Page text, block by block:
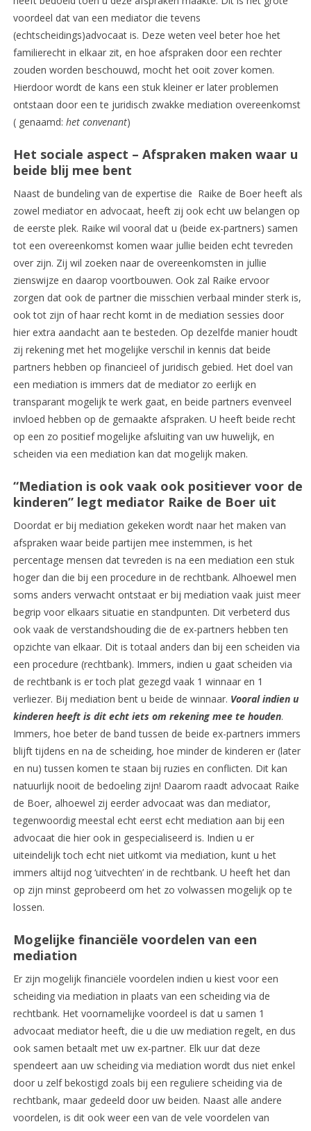
voordeel dat van een mediator die tevens
(echtscheidings)advocaat is. Deze weten veel beter hoe het
familierecht in elkaar zit, en hoe afspraken door een rechter
zouden worden beschouwd, mocht het ooit zover komen.
Hierdoor wordt de kans een stuk kleiner er later problemen
ontstaan door een te juridisch zwakke mediation overeenkomst
( genaamd: het convenant)
Het sociale aspect – Afspraken maken waar u
beide blij mee bent
Naast de bundeling van de expertise die Raike de Boer heeft als
zowel mediator en advocaat, heeft zij ook echt uw belangen op
de eerste plek. Raike wil vooral dat u (beide ex-partners) samen
tot een overeenkomst komen waar jullie beiden echt tevreden
over zijn. Zij wil zoeken naar de overeenkomsten in jullie
zienswijze en daarop voortbouwen. Ook zal Raike ervoor
zorgen dat ook de partner die misschien verbaal minder sterk is,
ook tot zijn of haar recht komt in de mediation sessies door
hier extra aandacht aan te besteden. Op dezelfde manier houdt
zij rekening met het mogelijke verschil in kennis dat beide
partners hebben op financieel of juridisch gebied. Het doel van
een mediation is immers dat de mediator zo eerlijk en
transparant mogelijk te werk gaat, en beide partners evenveel
invloed hebben op de gemaakte afspraken. U heeft beide recht
op een zo positief mogelijke afsluiting van uw huwelijk, en
scheiden via een mediation kan dat mogelijk maken.
“Mediation is ook vaak ook positiever voor de
kinderen” legt mediator Raike de Boer uit
Doordat er bij mediation gekeken wordt naar het maken van
afspraken waar beide partijen mee instemmen, is het
percentage mensen dat tevreden is na een mediation een stuk
hoger dan die bij een procedure in de rechtbank. Alhoewel men
soms anders verwacht ontstaat er bij mediation vaak juist meer
begrip voor elkaars situatie en standpunten. Dit verbeterd dus
ook vaak de verstandshouding die de ex-partners hebben ten
opzichte van elkaar. Dit is totaal anders dan bij een scheiden via
een procedure (rechtbank). Immers, indien u gaat scheiden via
de rechtbank is er toch plat gezegd vaak 1 winnaar en 1
verliezer. Bij mediation bent u beide de winnaar. Vooral indien u
kinderen heeft is dit echt iets om rekening mee te houden.
Immers, hoe beter de band tussen de beide ex-partners immers
blijft tijdens en na de scheiding, hoe minder de kinderen er (later
en nu) tussen komen te staan bij ruzies en conflicten. Dit kan
natuurlijk nooit de bedoeling zijn! Daarom raadt advocaat Raike
de Boer, alhoewel zij eerder advocaat was dan mediator,
tegenwoordig meestal echt eerst echt mediation aan bij een
advocaat die hier ook in gespecialiseerd is. Indien u er
uiteindelijk toch echt niet uitkomt via mediation, kunt u het
immers altijd nog ‘uitvechten’ in de rechtbank. U heeft het dan
op zijn minst geprobeerd om het zo volwassen mogelijk op te
lossen.
Mogelijke financiële voordelen van een
mediation
Er zijn mogelijk financiële voordelen indien u kiest voor een
scheiding via mediation in plaats van een scheiding via de
rechtbank. Het voornamelijke voordeel is dat u samen 1
advocaat mediator heeft, die u die uw mediation regelt, en dus
ook samen betaalt met uw ex-partner. Elk uur dat deze
spendeert aan uw scheiding via mediation wordt dus niet enkel
door u zelf bekostigd zoals bij een reguliere scheiding via de
rechtbank, maar gedeeld door uw beiden. Naast alle andere
voordelen, is dit ook weer een van de vele voordelen van